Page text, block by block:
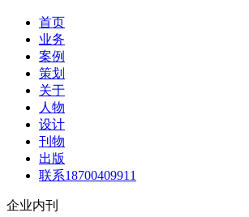
首页
业务
案例
策划
关于
人物
设计
刊物
出版
联系18700409911
企业内刊